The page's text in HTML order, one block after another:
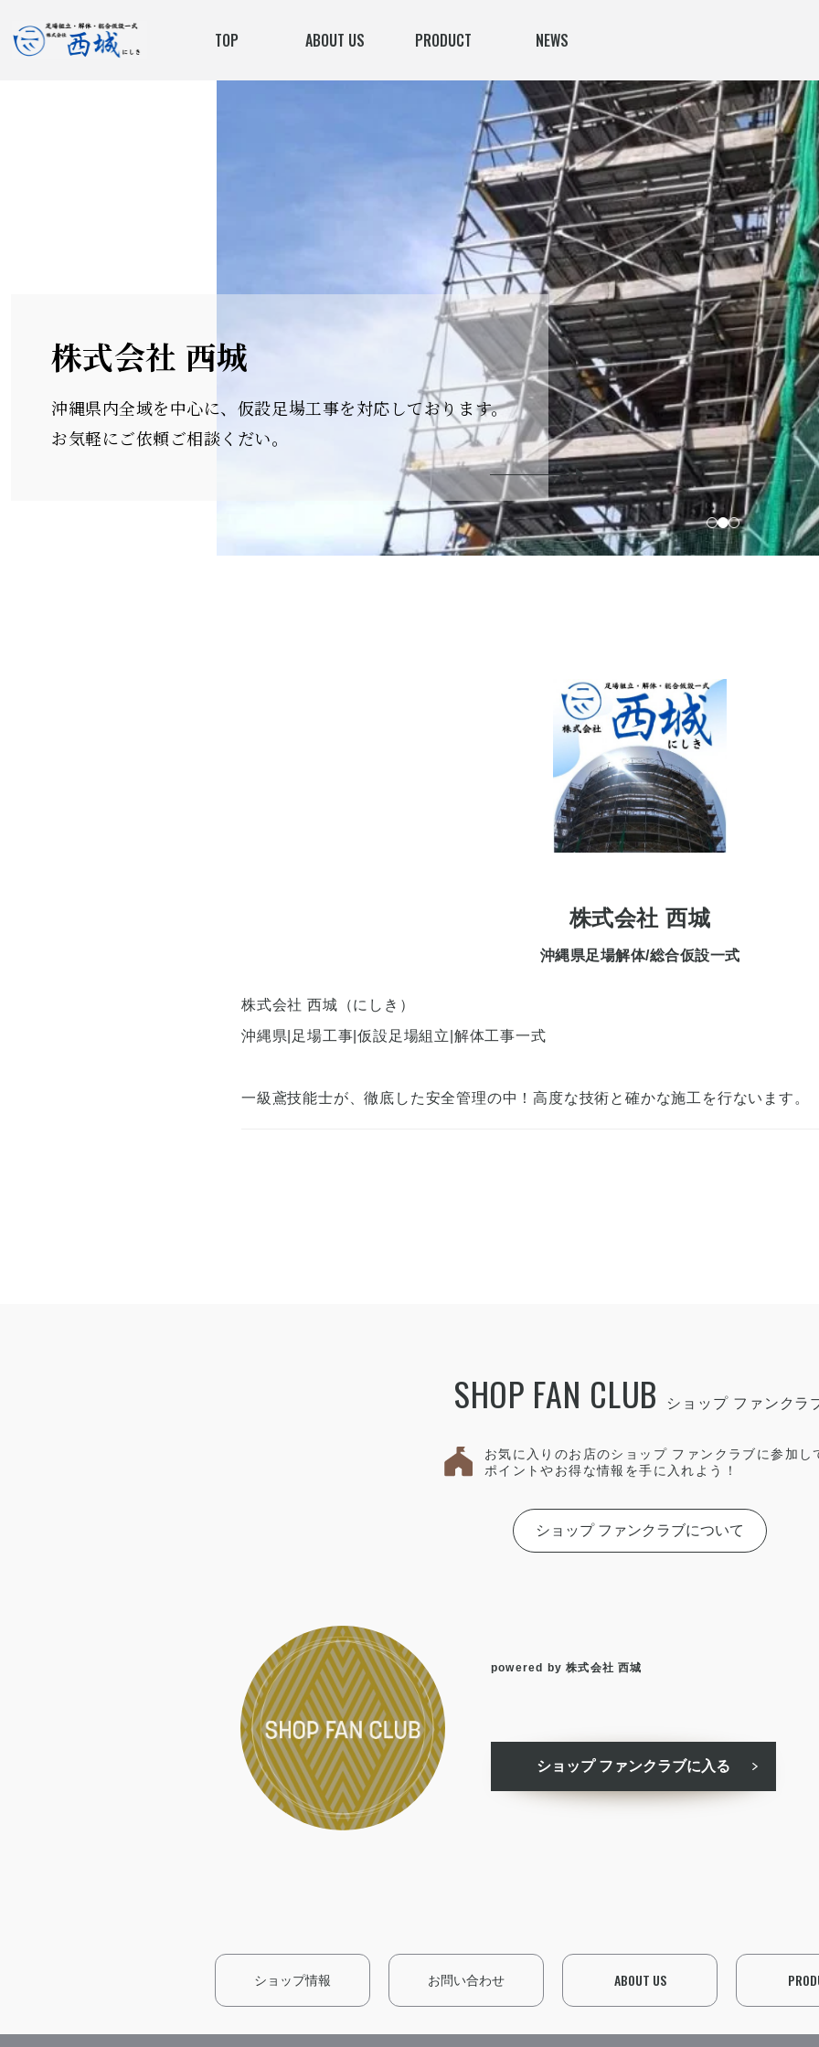
TOP ABOUT US PRODUCT NEWS
株式会社 西城
▪️事業内容
・仮設足場組立・解体工事一式
・鳶(とび)工事一式
株式会社 西城
沖縄県足場解体/総合仮設一式
株式会社 西城（にしき）
沖縄県|足場工事|仮設足場組立|解体工事一式
一級鳶技能士が、徹底した安全管理の中！高度な技術と確かな施工を行ないます。
SHOP FAN CLUB
お気に入りのお店のショップ ファンクラブに参加し
ポイントやお得な情報を手に入れよう！
ショップ ファンクラブについて
powered by 株式会社 西城
ショップ ファンクラブに入る
ショップ情報 お問い合わせ ABOUT US